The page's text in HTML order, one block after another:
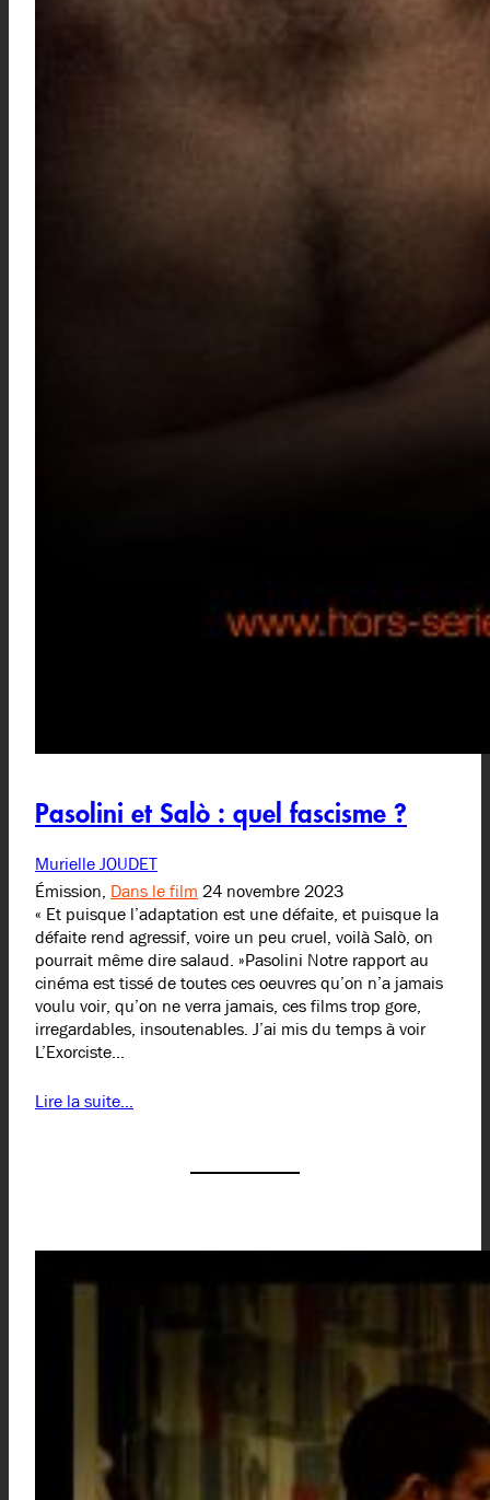
Pasolini et Salò : quel fascisme ?
Murielle JOUDET
Émission, Dans le film 24 novembre 2023
« Et puisque l’adaptation est une défaite, et puisque la
défaite rend agressif, voire un peu cruel, voilà Salò, on
pourrait même dire salaud. »Pasolini Notre rapport au
cinéma est tissé de toutes ces oeuvres qu’on n’a jamais
voulu voir, qu’on ne verra jamais, ces films trop gore,
irregardables, insoutenables. J’ai mis du temps à voir
L’Exorciste…
Lire la suite…